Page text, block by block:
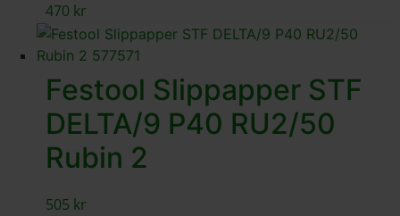
470 kr
Festool Slippapper STF
DELTA/9 P40 RU2/50
Rubin 2
505 kr